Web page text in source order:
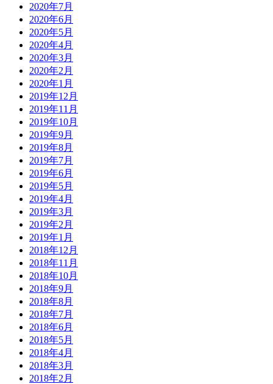
2020年7月
2020年6月
2020年5月
2020年4月
2020年3月
2020年2月
2020年1月
2019年12月
2019年11月
2019年10月
2019年9月
2019年8月
2019年7月
2019年6月
2019年5月
2019年4月
2019年3月
2019年2月
2019年1月
2018年12月
2018年11月
2018年10月
2018年9月
2018年8月
2018年7月
2018年6月
2018年5月
2018年4月
2018年3月
2018年2月